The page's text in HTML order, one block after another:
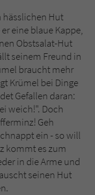
hässlichen Hut
eine blaue Kappe,
Obstsalat-Hut
seinem Freund in
braucht mehr
Krümel bei Dinge
Gefallen daran:
weich!". Doch
Geh
ein - so will
kommt es zum
in die Arme und
seinen Hut